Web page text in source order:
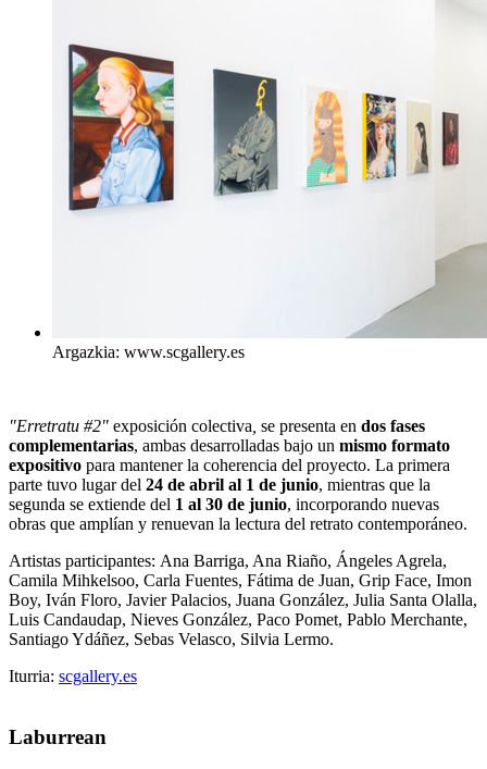
Argazkia: www.scgallery.es
"Erretratu #2" exposición colectiva se presenta en dos fases
complementarias, ambas desarrolladas bajo un mismo formato
expositivo para mantener la coherencia del proyecto. La primera
parte tuvo lugar del 24 de abril al 1 de junio, mientras que la
segunda se extiende del 1 al 30 de junio, incorporando nuevas
obras que amplían y renuevan la lectura del retrato contemporáneo.
Artistas participantes: Ana Barriga, Ana Riaño, Ángeles Agrela,
Camila Mihkelsoo, Carla Fuentes, Fátima de Juan, Grip Face, Imon
Boy, Iván Floro, Javier Palacios, Juana González, Julia Santa Olalla,
Luis Candaudap, Nieves González, Paco Pomet, Pablo Merchante,
Santiago Ydáñez, Sebas Velasco, Silvia Lermo.
Iturria: scgallery.es
Laburrean